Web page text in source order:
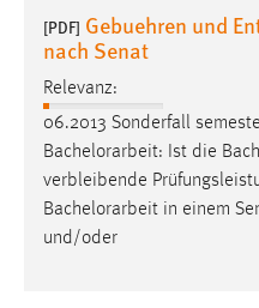
[PDF] Gebuehren und
nach Senat
Relevanz:
06.2013 Sonderfall
Bachelorarbeit: Ist die
verbleibende
Bachelorarbeit in einem
und/oder